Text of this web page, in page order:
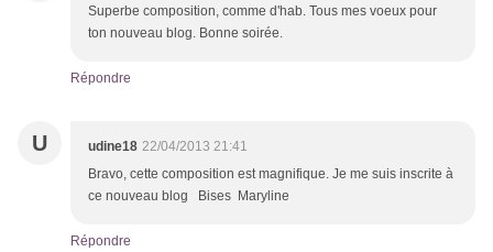
Superbe composition, comme d'hab. Tous mes voeux pour
ton nouveau blog. Bonne soirée.
Répondre
U udine18 22/04/2013 21:41
Bravo, cette composition est magnifique. Je me suis inscrite à
ce nouveau blog Bises Maryline
Répondre